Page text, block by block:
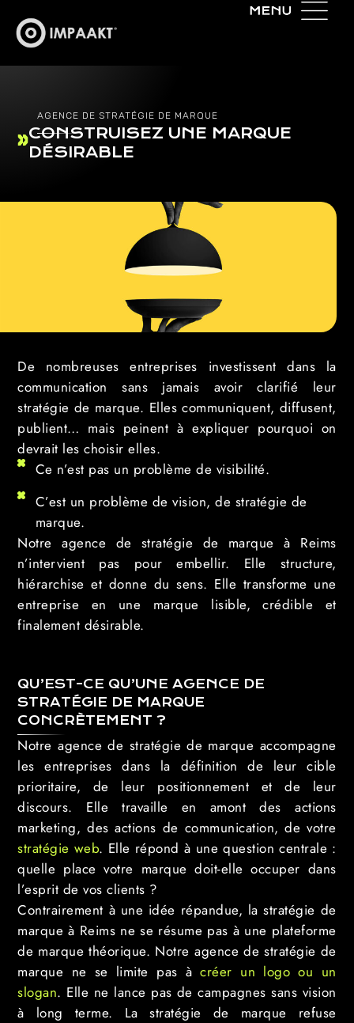
AGENCE DE STRATÉGIE DE MARQUE
CONSTRUISEZ UNE MARQUE
DÉSIRABLE
De nombreuses entreprises investissent dans la
communication sans jamais avoir clarifié leur
stratégie de marque. Elles communiquent, diffusent,
publient… mais peinent à expliquer pourquoi on
devrait les choisir elles.
Ce n’est pas un problème de visibilité.
C’est un problème de vision, de stratégie de
marque.
Notre agence de stratégie de marque à Reims
n’intervient pas pour embellir. Elle structure,
hiérarchise et donne du sens. Elle transforme une
entreprise en une marque lisible, crédible et
finalement désirable.
QU’EST-CE QU’UNE AGENCE DE
STRATÉGIE DE MARQUE
CONCRÈTEMENT ?
Notre agence de stratégie de marque accompagne
les entreprises dans la définition de leur cible
prioritaire, de leur positionnement et de leur
discours. Elle travaille en amont des actions
marketing, des actions de communication, de votre
stratégie web. Elle répond à une question centrale :
quelle place votre marque doit-elle occuper dans
l’esprit de vos clients ?
Contrairement à une idée répandue, la stratégie de
marque à Reims ne se résume pas à une plateforme
de marque théorique. Notre agence de stratégie de
marque ne se limite pas àcréer un logo ou un
slogan. Elle ne lance pas de campagnes sans vision
à long terme. La stratégie de marque refuse